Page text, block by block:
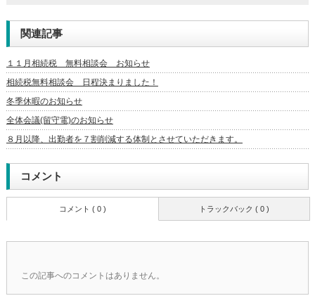
関連記事
１１月相続税 無料相談会 お知らせ
相続税無料相談会 日程決まりました！
冬季休暇のお知らせ
全体会議(留守電)のお知らせ
８月以降、出勤者を７割削減する体制とさせていただきます。
コメント
トラックバック ( 0 )
コメント ( 0 )
この記事へのコメントはありません。